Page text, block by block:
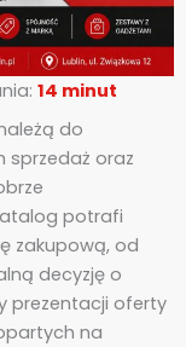
14 minut
do
sprzedaż oraz
potrafi
zakupową, od
decyzję o
prezentacji oferty
na